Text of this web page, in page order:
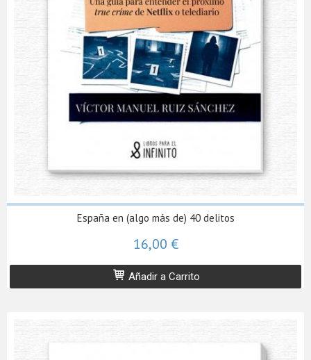
España en (algo más de) 40 delitos
16,00 €
Añadir a Carrito